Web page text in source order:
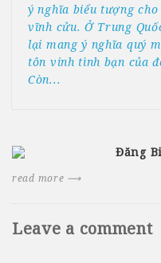
ý nghĩa biểu tượng
vĩnh cửu. Ở Trung
lại mang ý nghĩa quý
tôn vinh tình bạn của
Còn...
Đăng
read more ⟶
Leave a comment